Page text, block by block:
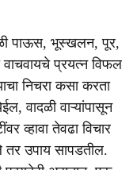
पाऊस, भूस्खलन, पूर,
प्रयत्न विफल
निचरा कसा करता
वादळी वाऱ्यांपासून
व्हावा तेवढा विचार
तर उपाय सापडतील.